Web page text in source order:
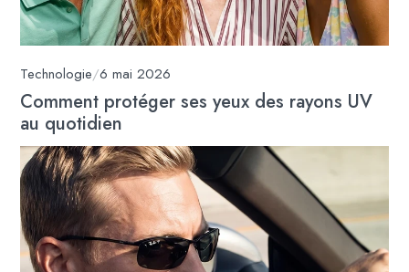
Technologie/6 mai 2026
Comment protéger ses yeux des rayons UV
au quotidien